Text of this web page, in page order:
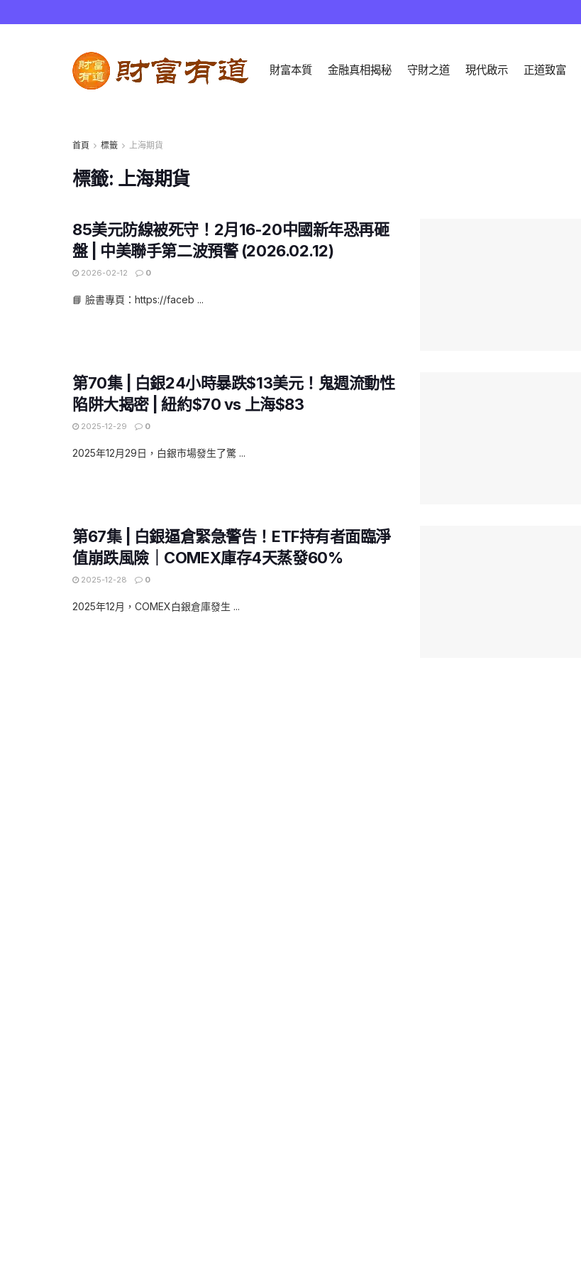
財富本質 金融真相揭秘 守財之道 現代啟示 正道致富
首頁 標籤 上海期貨
標籤: 上海期貨
85美元防線被死守！2月16-20中國新年恐再砸
盤 | 中美聯手第二波預警 (2026.02.12)
2026-02-12 0
📘 臉書專頁：https://faceb ...
第70集 | 白銀24小時暴跌$13美元！鬼週流動性
陷阱大揭密 | 紐約$70 vs 上海$83
2025-12-29 0
2025年12月29日，白銀市場發生了驚 ...
第67集 | 白銀逼倉緊急警告！ETF持有者面臨淨
值崩跌風險｜COMEX庫存4天蒸發60%
2025-12-28 0
2025年12月，COMEX白銀倉庫發生 ...